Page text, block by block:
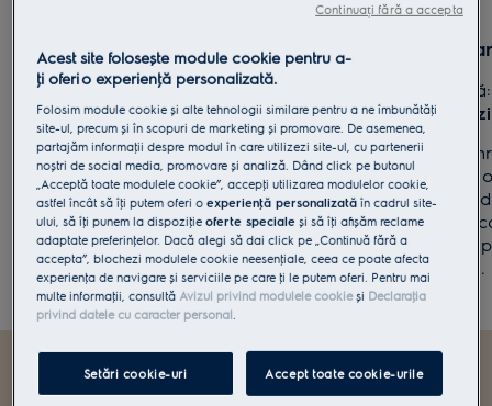
Perioada promoţiei
10 iulie - 31 decembrie 2020
Orice achiziţie efectuată înainte de 10 iulie
2020 sau după 31 decembrie 2020 nu va fi
luată în considerare.
REGULAMENT
Data
data
Pentru a
să încarci
care
perioada
fotografia
produsului.
ATENŢIE!
Acest site folosește module cookie pentru a-
ţi oferi o experienţă personalizată.
Folosim module cookie și alte tehnologii similare pentru a ne îmbunătăţi
site-ul, precum și în scopuri de marketing și promovare. De asemenea,
partajăm informaţii despre modul în care utilizezi site-ul, cu partenerii
noștri de social media, promovare și analiză. Dând click pe butonul
„Acceptă toate modulele cookie”, accepţi utilizarea modulelor cookie,
astfel încât să îţi putem oferi oexperienţă personalizată în cadrul site-
ului, să îţi punem la dispoziţieoferte speciale și să îţi afișăm reclame
adaptate preferinţelor. Dacă alegi să dai click pe „Continuă fără a
accepta”, blochezi modulele cookie neesenţiale, ceea ce poate afecta
experienţa de navigare și serviciile pe care ţi le putem oferi. Pentru mai
multe informaţii, consultă Avizul privind modulele cookieși Declaraţia
privind datele cu caracter personal.
Setări cookie-uri Accept toate cookie-urile
Continuați fără a accepta